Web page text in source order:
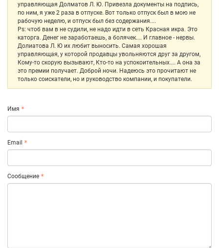
управляющая Долматов Л. Ю. Привезла документы на подпись,
по ним, я уже 2 раза в отпуске. Вот только отпуск был в мою не
рабочую неделю, и отпуск был без содержания....
Ps: чтоб вам в не судили, не надо идти в сеть Красная икра. Это
каторга. Денег не заработаешь, а болячек.... И главное - нервы.
Долиатова Л. Ю их любит выносить. Самая хорошая
управляющая, у которой продавцы увольняются друг за другом,
Кому-то скорую вызывают, Кто-то на успокоительных.... А она за
это премии получает. Доброй ночи. Надеюсь это прочитают не
только соискатели, но и руководство компании, и покупатели.
Имя
Email
Сообщение